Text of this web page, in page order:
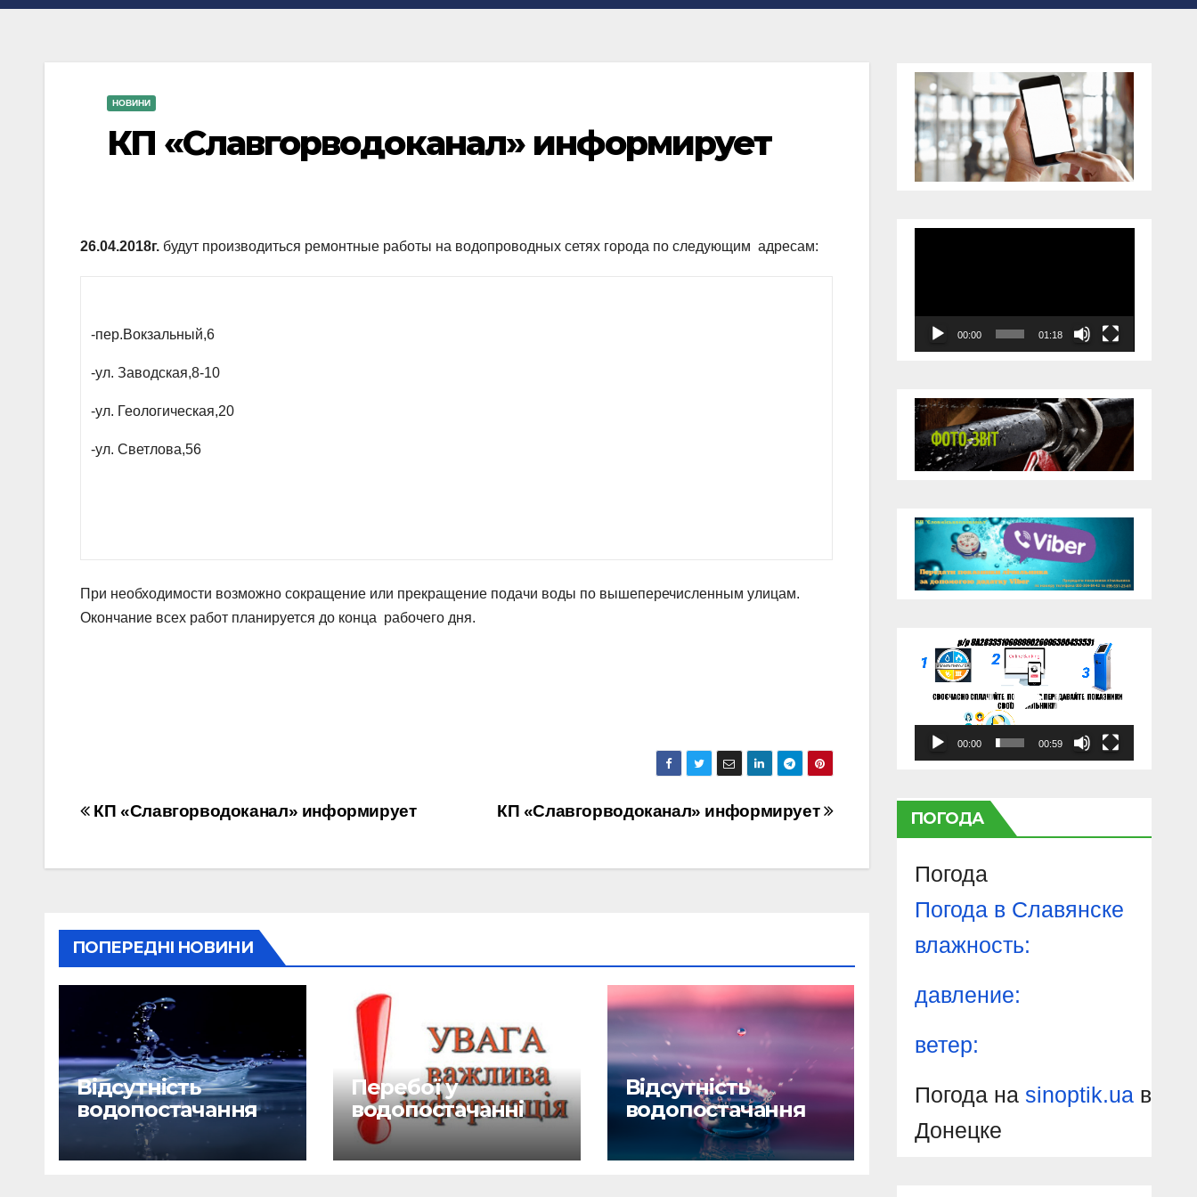
НОВИНИ
КП «Славгорводоканал» информирует
26.04.2018г. будут производиться ремонтные работы на водопроводных сетях города по следующим адресам:
-пер.Вокзальный,6
-ул. Заводская,8-10
-ул. Геологическая,20
-ул. Светлова,56
При необходимости возможно сокращение или прекращение подачи воды по вышеперечисленным улицам.
Окончание всех работ планируется до конца рабочего дня.
Навігація
КП «Славгорводоканал» информирует
КП «Славгорводоканал» информирует
ПОПЕРЕДНІ НОВИНИ
Відсутність
водопостачання
29.06.26
Перебої у
водопостачанні
28.06.26
Відсутність
водопостачання
27.04.26
00:00 01:18
Відеопрогравач
00:00 00:59
ПОГОДА
Погода
Погода в Славянске
влажность:
давление:
ветер:
Погода на sinoptik.uaв
Донецке